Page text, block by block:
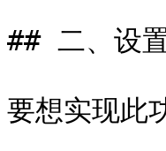
## 二、设
要想实现此